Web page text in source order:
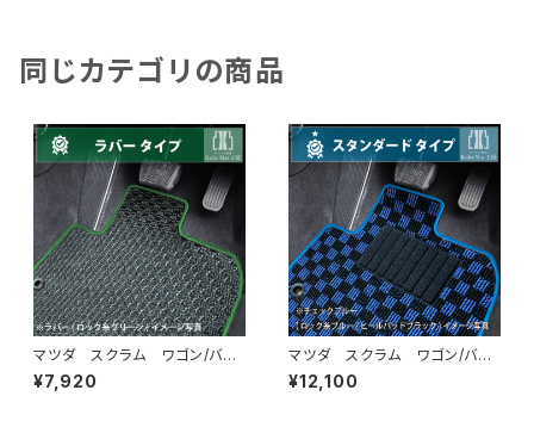
同じカテゴリの商品
マツダ スクラム ワゴン/バ
ン H17/9〜 DG系 フロア
マット一式 カーマット 防水
¥7,920
マツダ スクラム ワゴン/バ
ン H17/9〜 DG系 フロア
マット一式 カーマット スタン
¥12,100